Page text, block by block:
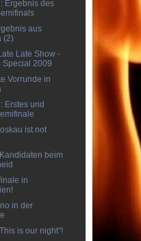
Ergebnis des
aus
(2)
Late Show -
Special 2009
Vorrunde in
Erstes und
ist not
beim
in
in der
is our night"!